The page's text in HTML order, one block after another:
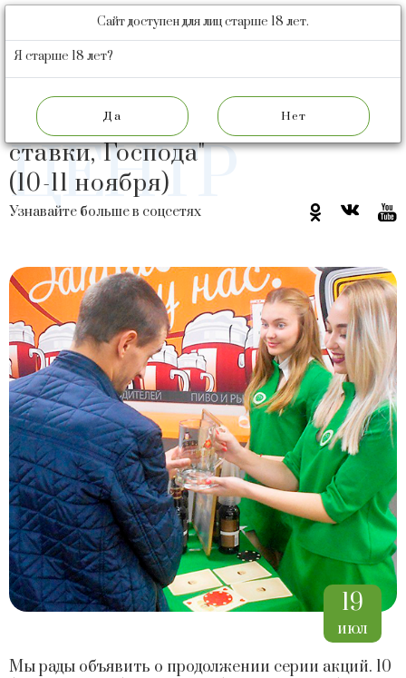
ЗАВОД
ПРЕСС
ЦЕНТР
Акция. "Делаем
ставки, Господа"
(10-11 ноября)
Узнавайте больше в соцсетях
19
июл
Мы рады объявить о продолжении серии акций. 10
Сайт доступен для лиц старше 18 лет.
Я старше 18 лет?